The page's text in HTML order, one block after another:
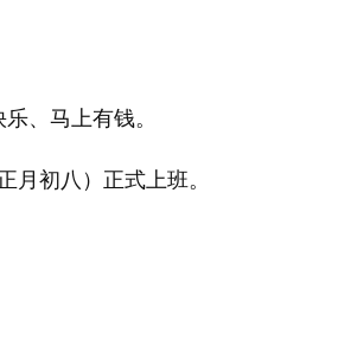
、马上有钱。
初八）正式上班。